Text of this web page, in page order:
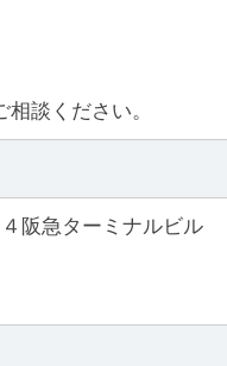
相談ください。
阪急ターミナルビル